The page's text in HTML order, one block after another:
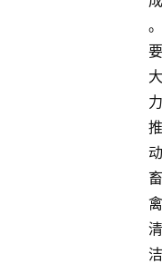
。
要
大
力
推
动
畜
禽
清
洁